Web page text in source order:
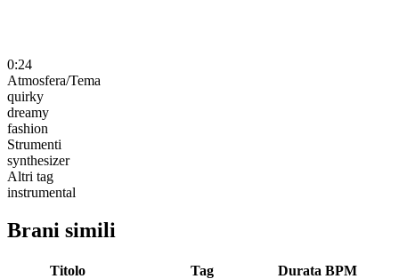
0:24
Atmosfera/Tema
quirky
dreamy
fashion
Strumenti
synthesizer
Altri tag
instrumental
Brani simili
Titolo Tag Durata BPM